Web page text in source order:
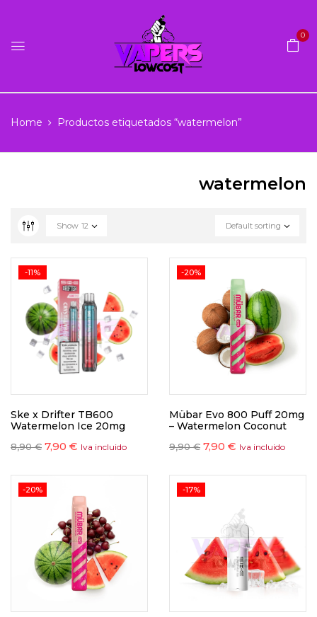
0
Home Productos etiquetados “watermelon”
watermelon
Default sorting
Show 12
-11%
Ske x Drifter TB600
Watermelon Ice 20mg
8,90€ 7,90 € Iva incluido
-20%
Mübar Evo 800 Puff 20mg
– Watermelon Coconut
9,90€ 7,90 € Iva incluido
-20% -17%